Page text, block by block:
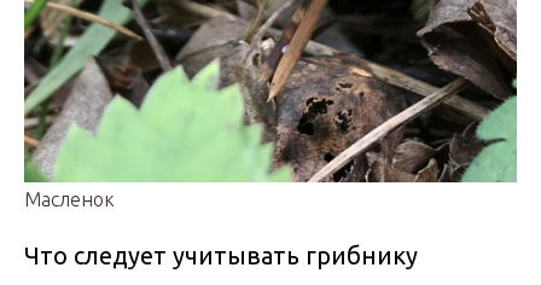
Масленок
Что следует учитывать грибнику